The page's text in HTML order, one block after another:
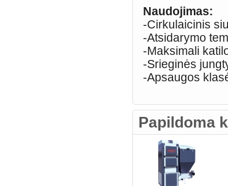
Naudojimas:
-Cirkulaicinis
-Atsidarymo
-Maksimali
-Srieginės
-Apsaugos
Papildoma